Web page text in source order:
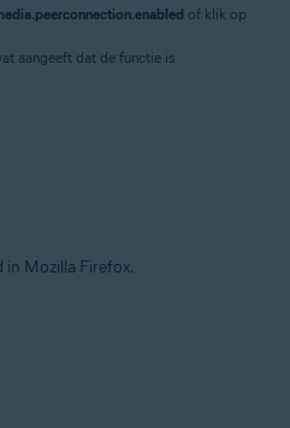
of klik op
aangeeft dat de functie is
in Mozilla Firefox.